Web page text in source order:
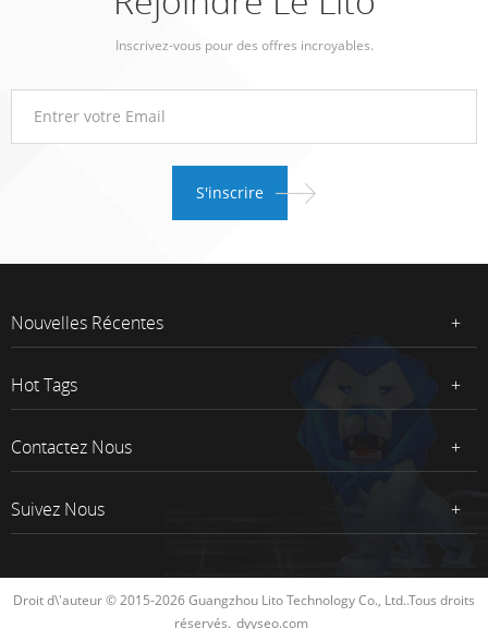
Inscrivez-vous pour des offres incroyables.
Nouvelles Récentes
Hot Tags
Contactez Nous
Suivez Nous
Droit d\'auteur © 2015-2026 Guangzhou Lito Technology Co., Ltd..Tous droits
réservés. dyyseo.com